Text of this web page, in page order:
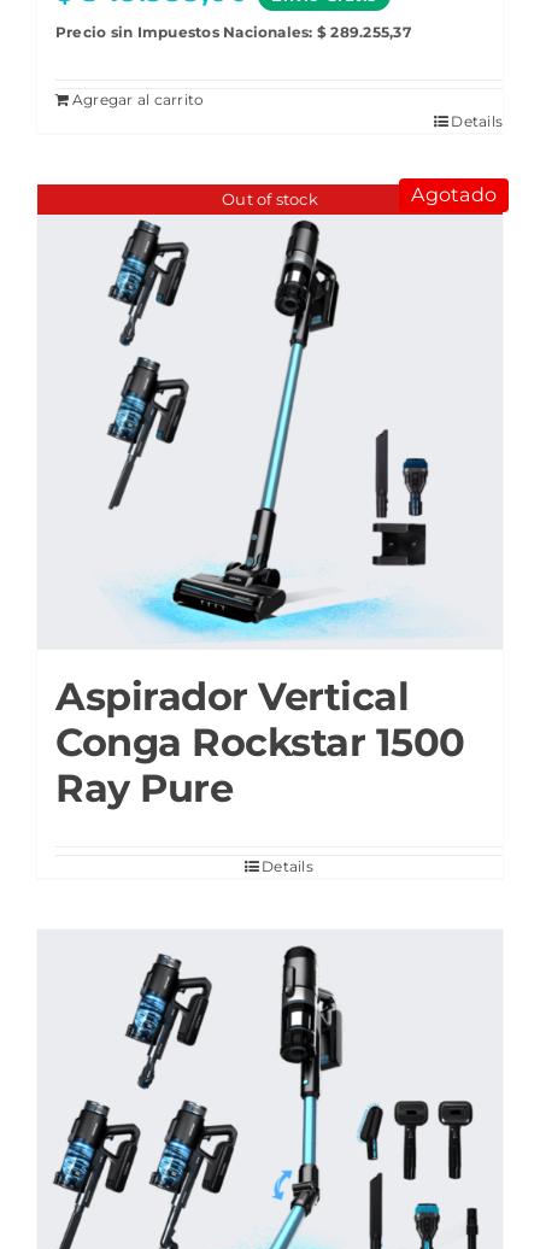
Precio sin Impuestos Nacionales: $ 289.255,37
Agregar al carrito
Details
Out of stock Agotado
Aspirador Vertical
Conga Rockstar 1500
Ray Pure
Details